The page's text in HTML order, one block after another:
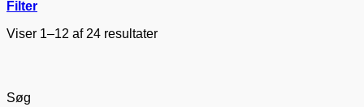
Filter
Viser 1–12 af 24 resultater
Søg